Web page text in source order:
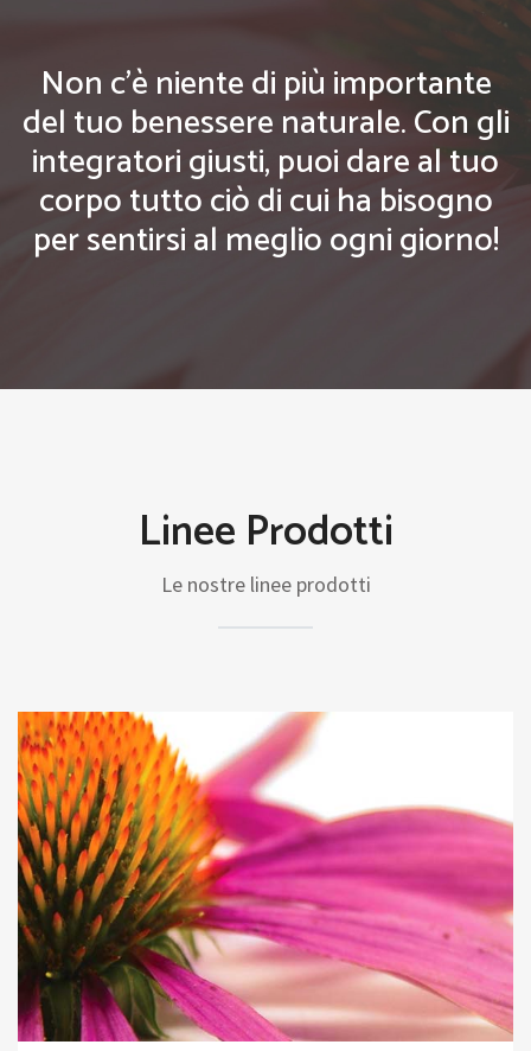
Non c'è niente di più importante
del tuo benessere naturale. Con gli
integratori giusti, puoi dare al tuo
corpo tutto ciò di cui ha bisogno
per sentirsi al meglio ogni giorno!
Linee Prodotti
Le nostre linee prodotti